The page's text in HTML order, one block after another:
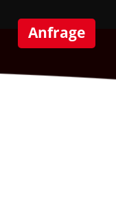
Anfrage